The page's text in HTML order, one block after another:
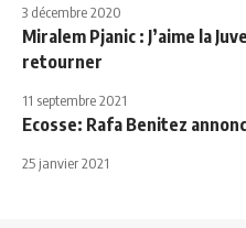
3 décembre 2020
Miralem Pjanic : J’aime la
retourner
11 septembre 2021
Ecosse: Rafa Benitez
25 janvier 2021